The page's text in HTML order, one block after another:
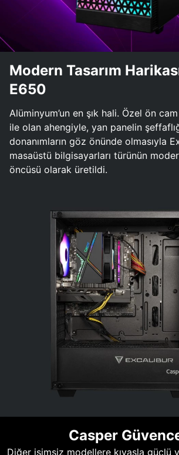
Modern Tasarım
E650
Alüminyum’un en şık hali. Özel ön cam
ile olan ahengiyle, yan panelin
donanımların göz önünde olmasıyla
masaüstü bilgisayarları türünün
öncüsü olarak üretildi.
Casper
Diğer isimsiz modellere kıyasla güçlü